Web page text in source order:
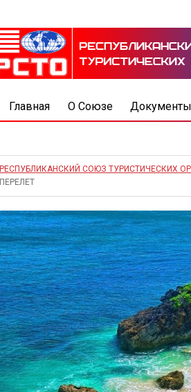
Главная О Союзе Документы
РЕСПУБЛИКАНСКИЙ СОЮЗ ТУРИСТИЧЕСКИХ
ПЕРЕЛЕТ